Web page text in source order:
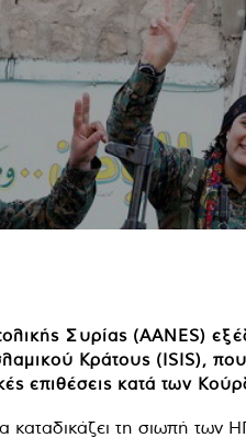
Συρίας (AANES)
Κράτους (ISIS),
επιθέσεις κατά των